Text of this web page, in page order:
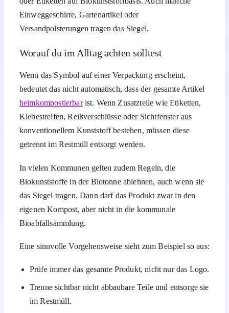
Einweggeschirre, Gartenartikel oder
Versandpolsterungen tragen das Siegel.
Worauf du im Alltag achten solltest
Wenn das Symbol auf einer Verpackung erscheint,
bedeutet das nicht automatisch, dass der gesamte Artikel
heimkompostierbarist. Wenn Zusatzteile wie Etiketten,
Klebestreifen, Reißverschlüsse oder Sichtfenster aus
konventionellem Kunststoff bestehen, müssen diese
getrennt im Restmüll entsorgt werden.
In vielen Kommunen gelten zudem Regeln, die
Biokunststoffe in der Biotonne ablehnen, auch wenn sie
das Siegel tragen. Dann darf das Produkt zwar in den
eigenen Kompost, aber nicht in die kommunale
Bioabfallsammlung.
Eine sinnvolle Vorgehensweise sieht zum Beispiel so aus:
Prüfe immer das gesamte Produkt, nicht nur das Logo.
Trenne sichtbar nicht abbaubare Teile und entsorge sie
im Restmüll.